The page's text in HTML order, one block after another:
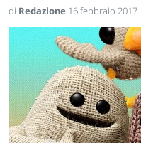
di Redazione 16 febbraio 2017